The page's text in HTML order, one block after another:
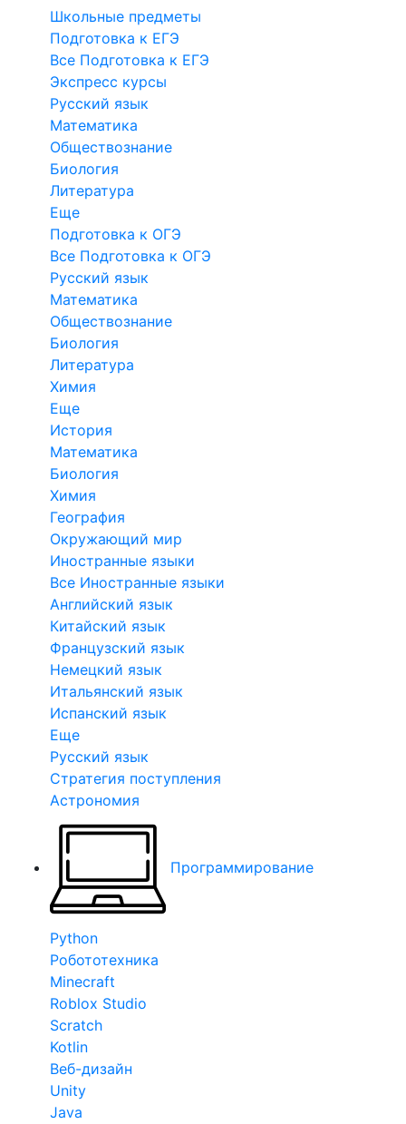
Школьные предметы
Подготовка к ЕГЭ
Все Подготовка к ЕГЭ
Экспресс курсы
Русский язык
Математика
Обществознание
Биология
Литература
Еще
Подготовка к ОГЭ
Все Подготовка к ОГЭ
Русский язык
Математика
Обществознание
Биология
Литература
Химия
Еще
История
Математика
Биология
Химия
География
Окружающий мир
Иностранные языки
Все Иностранные языки
Английский язык
Китайский язык
Французский язык
Немецкий язык
Итальянский язык
Испанский язык
Еще
Русский язык
Стратегия поступления
Астрономия
Программирование
Python
Робототехника
Minecraft
Roblox Studio
Scratch
Kotlin
Веб-дизайн
Unity
Java